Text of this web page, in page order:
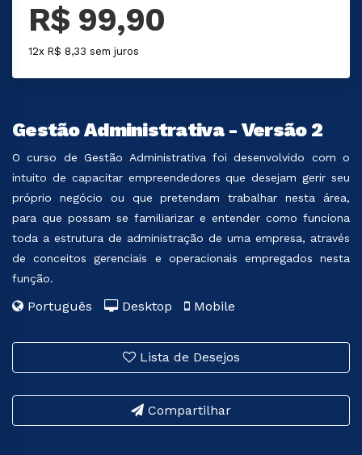
R$ 99,90
12x R$ 8,33 sem juros
Gestão Administrativa - Versão 2
O curso de Gestão Administrativa foi desenvolvido com o
intuito de capacitar empreendedores que desejam gerir seu
próprio negócio ou que pretendam trabalhar nesta área,
para que possam se familiarizar e entender como funciona
toda a estrutura de administração de uma empresa, através
de conceitos gerenciais e operacionais empregados nesta
função.
Português Desktop Mobile
Lista de Desejos
Compartilhar